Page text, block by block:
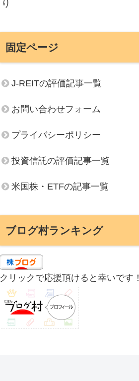
り
固定ページ
J-REITの評価記事一覧
お問い合わせフォーム
プライバシーポリシー
投資信託の評価記事一覧
米国株・ETFの記事一覧
ブログ村ランキング
クリックで応援頂けると幸いです！